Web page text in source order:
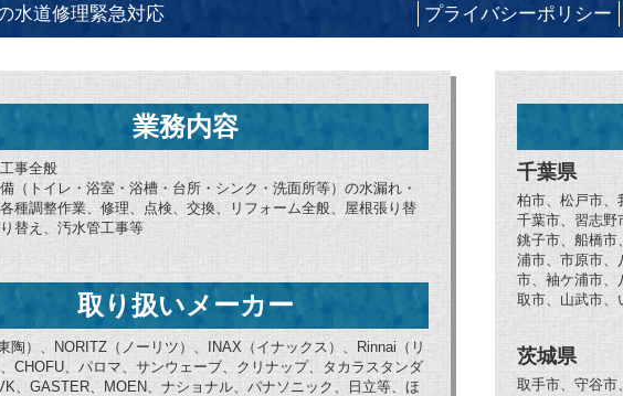
水道修理緊急対応 プライバシーポリシー
業務内容
事全般
（トイレ・浴室・浴槽・台所・シンク・洗面所等）の水漏れ・
種調整作業、修理、点検、交換、リフォーム全般、屋根張り替
替え、汚水管工事等
取り扱いメーカー
陶）、NORITZ（ノーリツ）、INAX（イナックス）、Rinnai（リ
CHOFU、パロマ、サンウェーブ、クリナップ、タカラスタンダ
、GASTER、MOEN、ナショナル、パナソニック、日立等、ほ
千葉県
柏市、松戸市、
千葉市、習志野
銚子市、船橋市
浦市、市原市、
市、袖ケ浦市、
取市、山武市
茨城県
取手市、守谷市